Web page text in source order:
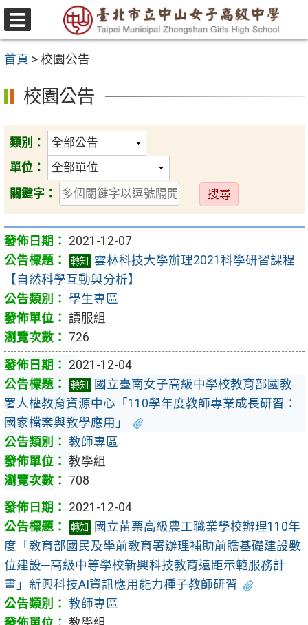
跳
至
要
內
容
區
選
單
首頁 > 校園公告
校園公告
類別：
單位：
關鍵字：
送
出
2021-12-07
轉知
雲林科技大學辦理2021科學研習課程
【自然科學互動與分析】
學生專區
讀服組
726
2021-12-04
轉知
國立臺南女子高級中學校教育部國教
署人權教育資源中心「110學年度教師專業成長研習：
國家檔案與教學應用」
教師專區
教學組
708
2021-12-04
轉知
國立苗栗高級農工職業學校辦理110年
度「教育部國民及學前教育署辦理補助前瞻基礎建設數
位建設─高級中等學校新興科技教育遠距示範服務計
畫」新興科技AI資訊應用能力種子教師研習
教師專區